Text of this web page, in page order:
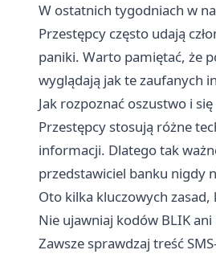
W ostatnich tygodniach w
Przestępcy często udają
paniki. Warto pamiętać, że
wyglądają jak te zaufanych
Jak rozpoznać oszustwo i
Przestępcy stosują różne
informacji. Dlatego tak
przedstawiciel banku nigdy
Oto kilka kluczowych
Nie ujawniaj kodów BLIK
Zawsze sprawdzaj treść